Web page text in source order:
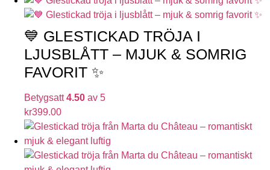
💙 GLESTICKAD TRÖJA I
LJUSBLÅTT – MJUK & SOMRIG
FAVORIT ✨
Betygsatt4.50 av 5
kr399.00